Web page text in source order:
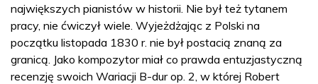
największych pianistów w historii. Nie był też tytanem
pracy, nie ćwiczył wiele. Wyjeżdżając z Polski na
początku listopada 1830 r. nie był postacią znaną za
granicą. Jako kompozytor miał co prawda entuzjastyczną
recenzję swoich Wariacji B-dur op. 2, w której Robert